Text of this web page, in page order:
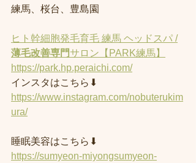
練馬、桜台、豊島園
ヒト幹細胞発毛育毛 練馬 ヘッドスパ /
薄毛改善専門サロン【PARK練馬】
https://park.hp.peraichi.com/
インスタはこちら⬇︎
https://www.instagram.com/nobuterukim
ura/
睡眠美容はこちら⬇︎
https://sumyeon-miyongsumyeon-